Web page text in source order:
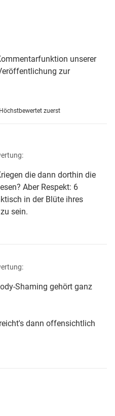
unserer
zur
Höchstbewertet zuerst
die dann dorthin die
Aber Respekt: 6
in der Blüte ihres
sein.
Shaming gehört ganz
dann offensichtlich